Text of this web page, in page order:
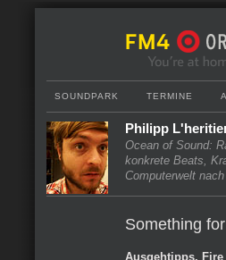
SOUNDPARK TERMINE
Philipp
Ocean of Sound:
konkrete Beats,
Computerwelt
Something
Ausgehtipps.